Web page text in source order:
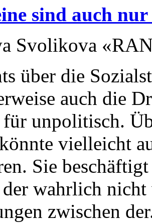
sind auch nur
Svolikova
über die
auch die
für unpolitisch.
vielleicht
Sie
wahrlich nicht
zwischen